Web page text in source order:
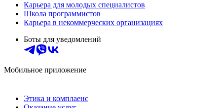
Карьера для молодых специалистов
Школа программистов
Карьера в некоммерческих организациях
Боты для уведомлений
Мобильное приложение
Этика и комплаенс